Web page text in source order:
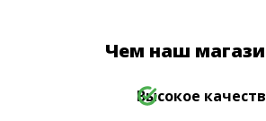
Чем наш
Высокое